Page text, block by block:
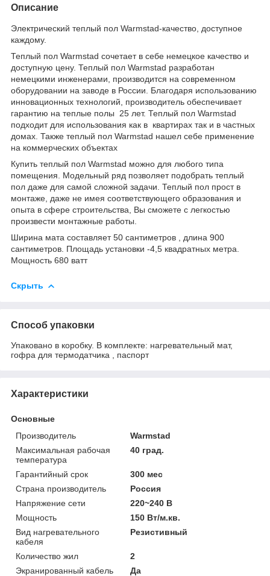
Описание
Электрический теплый пол Warmstad-качество, доступное
каждому.
Теплый пол Warmstad сочетает в себе немецкое качество и
доступную цену. Теплый пол Warmstad разработан
немецкими инженерами, производится на современном
оборудовании на заводе в России. Благодаря использованию
инновационных технологий, производитель обеспечивает
гарантию на теплые полы 25 лет. Теплый пол Warmstad
подходит для использования как в квартирах так и в частных
домах. Также теплый пол Warmstad нашел себе применение
на коммерческих объектах
Купить теплый пол Warmstad можно для любого типа
помещения. Модельный ряд позволяет подобрать теплый
пол даже для самой сложной задачи. Теплый пол прост в
монтаже, даже не имея соответствующего образования и
опыта в сфере строительства, Вы сможете с легкостью
произвести монтажные работы.
Ширина мата составляет 50 сантиметров , длина 900
сантиметров. Площадь установки -4,5 квадратных метра.
Мощность 680 ватт
Скрыть
Способ упаковки
Упаковано в коробку. В комплекте: нагревательный мат,
гофра для термодатчика , паспорт
Характеристики
Основные
Производитель
Warmstad
Максимальная рабочая
температура
40 град.
Гарантийный срок
300 мес
Страна производитель
Россия
Напряжение сети
220~240 В
Мощность
150 Вт/м.кв.
Вид нагревательного
кабеля
Резистивный
Количество жил
2
Экранированный кабель
Да